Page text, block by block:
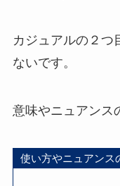
カジュアルの２つ
ないです。
意味やニュアンス
使い方やニュアンス